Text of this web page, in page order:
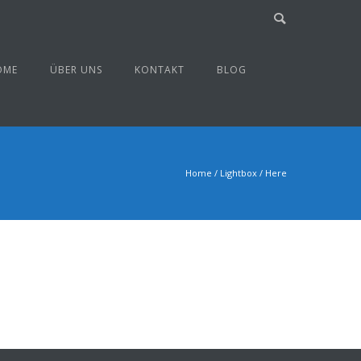
ÜBER UNS KONTAKT BLOG
Home / Lightbox / Here